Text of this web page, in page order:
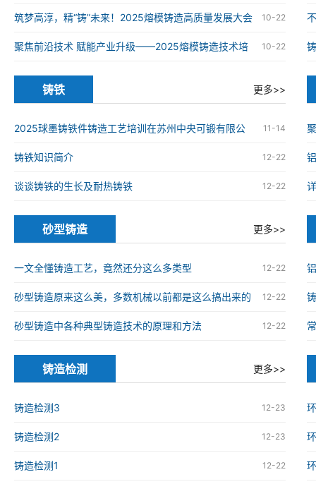
铸造高质量发展大会在南京举办 10-22
筑梦高淳，精“铸”未来！2025熔模铸造高质量发展大会
在南京高淳成功举办 10-22
聚焦前沿技术 赋能产业升级——2025熔模铸造技术培
训班在南京高淳成功举办
铸铁 更多>>
11-14
2025球墨铸铁件铸造工艺培训在苏州中央可锻有限公
司成功举办 12-22
铸铁知识简介
12-22
谈谈铸铁的生长及耐热铸铁
砂型铸造 更多>>
12-22
一文全懂铸造工艺，竟然还分这么多类型
12-22
砂型铸造原来这么美，多数机械以前都是这么搞出来的
12-22
砂型铸造中各种典型铸造技术的原理和方法
铸造检测 更多>>
12-23
铸造检测3
12-23
铸造检测2
12-22
铸造检测1